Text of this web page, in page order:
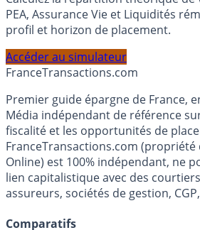
Calculez la répartition théorique de
PEA, Assurance Vie et Liquidités
profil et horizon de placement.
FranceTransactions.com
Premier guide épargne de France,
Média indépendant de référence
fiscalité et les opportunités de
FranceTransactions.com (propriété
Online) est 100% indépendant, ne
lien capitalistique avec des
assureurs, sociétés de gestion, CGP,